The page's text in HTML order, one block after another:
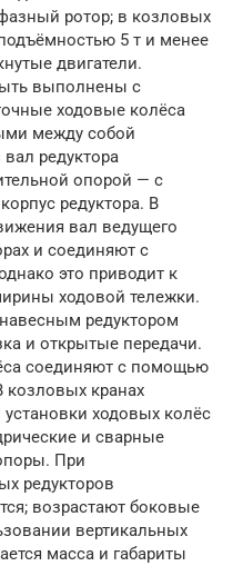
ротор; в козловых
5 т и менее
двигатели.
выполнены с
ходовые колёса
между собой
редуктора
опорой — с
редуктора. В
вал ведущего
и соединяют с
это приводит к
ходовой тележки.
редуктором
и открытые передачи.
соединяют с помощью
козловых кранах
ходовых колёс
и сварные
При
редукторов
возрастают боковые
вертикальных
масса и габариты